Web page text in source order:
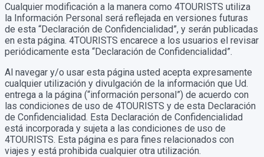
Cualquier modificación a la manera como 4TOURISTS utiliza
la Información Personal será reflejada en versiones futuras
de esta “Declaración de Confidencialidad”, y serán publicadas
en esta página. 4TOURISTS encarece a los usuarios el revisar
periódicamente esta “Declaración de Confidencialidad”.
Al navegar y/o usar esta página usted acepta expresamente
cualquier utilización y divulgación de la información que Ud.
entrega a la página (“información personal”) de acuerdo con
las condiciones de uso de 4TOURISTS y de esta Declaración
de Confidencialidad. Esta Declaración de Confidencialidad
está incorporada y sujeta a las condiciones de uso de
4TOURISTS. Esta página es para fines relacionados con
viajes y está prohibida cualquier otra utilización.